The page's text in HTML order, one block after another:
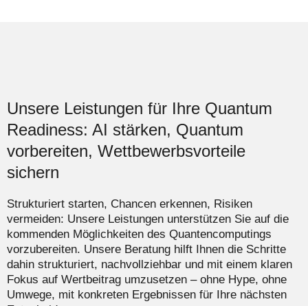
Unsere Leistungen für Ihre Quantum
Readiness: AI stärken, Quantum
vorbereiten, Wettbewerbsvorteile
sichern
Strukturiert starten, Chancen erkennen, Risiken
vermeiden: Unsere Leistungen unterstützen Sie auf die
kommenden Möglichkeiten des Quantencomputings
vorzubereiten. Unsere Beratung hilft Ihnen die Schritte
dahin strukturiert, nachvollziehbar und mit einem klaren
Fokus auf Wertbeitrag umzusetzen – ohne Hype, ohne
Umwege, mit konkreten Ergebnissen für Ihre nächsten